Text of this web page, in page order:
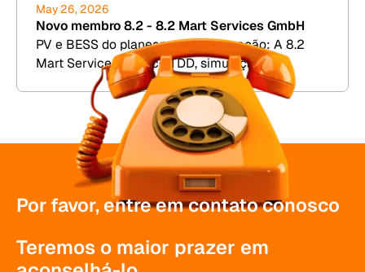
May 26, 2026
Novo membro 8.2 - 8.2 Mart Services GmbH
PV e BESS do planeamento à operação: A 8.2
Mart Services oferece TDD, simulação de
rendimento e gestão comercial de instalações.
Por favor, entre em contato conosco
Teremos o maior prazer em